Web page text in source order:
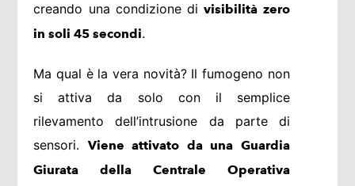
creando una condizione divisibilità zero
in soli 45 secondi.
Ma qual è la vera novità? Il fumogeno non
si attiva da solo con il semplice
rilevamento dell’intrusione da parte di
sensori. Viene attivato da una Guardia
Giurata della Centrale Operativa